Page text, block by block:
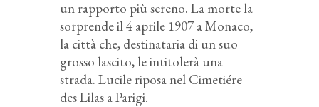
un rapporto più sereno. La morte la
sorprende il 4 aprile 1907 a Monaco,
la città che, destinataria di un suo
grosso lascito, le intitolerà una
strada. Lucile riposa nel Cimetiére
des Lilas a Parigi.